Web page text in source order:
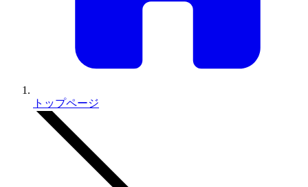
トップページ